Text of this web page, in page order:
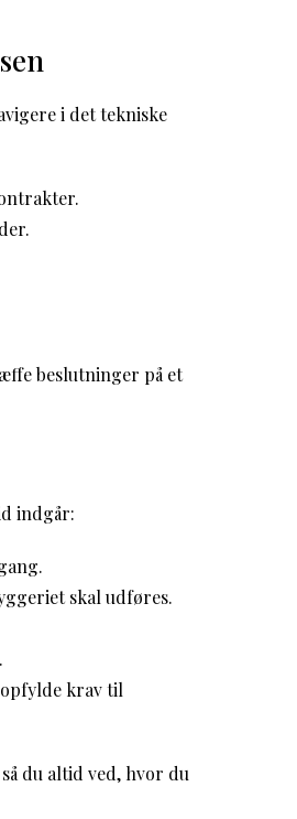
i det tekniske
beslutninger på et
indgår:
skal udføres.
krav til
du altid ved, hvor du